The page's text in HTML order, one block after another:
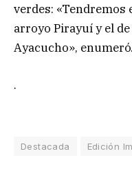
verdes: «Tendremos
arroyo Pirayuí y el
Ayacucho», enumeró.
.
Destacada Edición